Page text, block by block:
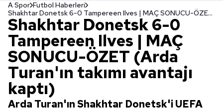
A Spor Futbol Haberleri
Shakhtar Donetsk 6-0 Tampereen Ilves | MAÇ SONUCU-ÖZET (Arda Turan'ın takımı avantajı kaptı)
Shakhtar Donetsk 6-0
Tampereen Ilves | MAÇ
SONUCU-ÖZET (Arda
Turan'ın takımı avantajı
kaptı)
Arda Turan'ın Shakhtar Donetsk'i UEFA